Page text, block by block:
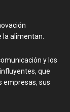
alimentan.
y los
que
empresas, sus